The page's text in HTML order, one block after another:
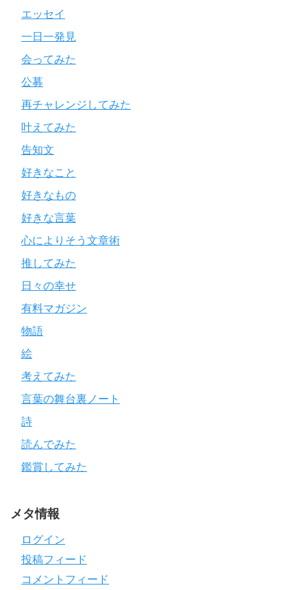
エッセイ
一日一発見
会ってみた
公募
再チャレンジしてみた
叶えてみた
告知文
好きなこと
好きなもの
好きな言葉
心によりそう文章術
推してみた
日々の幸せ
有料マガジン
物語
絵
考えてみた
言葉の舞台裏ノート
詩
読んでみた
鑑賞してみた
メタ情報
ログイン
投稿フィード
コメントフィード